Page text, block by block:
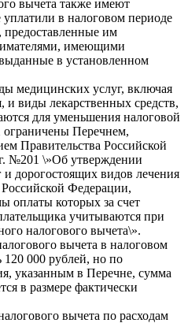
вычета также имеют
в налоговом периоде
им
имеющими
в установленном
медицинских услуг, включая
и виды лекарственных средств,
для уменьшения налоговой
Перечнем,
Правительства Российской
№201 \»Об утверждении
дорогостоящих видов лечения
Федерации,
оплаты которых за счет
учитываются при
налогового вычета\».
вычета в налоговом
000 рублей, но по
указанным в Перечне, сумма
в размере фактически
вычета по расходам